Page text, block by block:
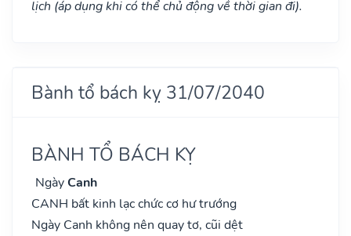
lịch (áp dụng khi có thể chủ động về thời gian đi).
Bành tổ bách kỵ 31/07/2040
BÀNH TỔ BÁCH KỴ
NgàyCanh
CANH bất kinh lạc chức cơ hư trướng
Ngày Canh không nên quay tơ, cũi dệt